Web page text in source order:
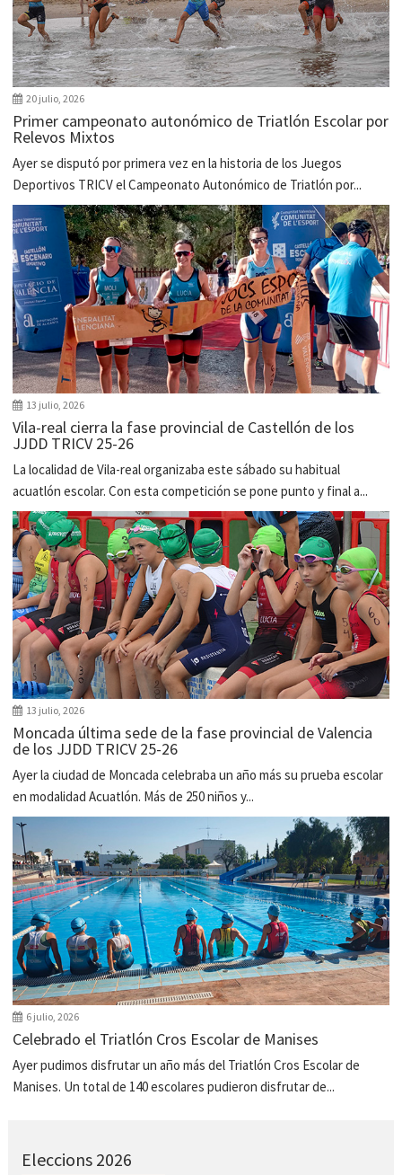
20 julio, 2026
Primer campeonato autonómico de Triatlón Escolar por
Relevos Mixtos
Ayer se disputó por primera vez en la historia de los Juegos
Deportivos TRICV el Campeonato Autonómico de Triatlón por...
13 julio, 2026
Vila-real cierra la fase provincial de Castellón de los
JJDD TRICV 25-26
La localidad de Vila-real organizaba este sábado su habitual
acuatlón escolar. Con esta competición se pone punto y final a...
13 julio, 2026
Moncada última sede de la fase provincial de Valencia
de los JJDD TRICV 25-26
Ayer la ciudad de Moncada celebraba un año más su prueba escolar
en modalidad Acuatlón. Más de 250 niños y...
6 julio, 2026
Celebrado el Triatlón Cros Escolar de Manises
Ayer pudimos disfrutar un año más del Triatlón Cros Escolar de
Manises. Un total de 140 escolares pudieron disfrutar de...
Eleccions 2026